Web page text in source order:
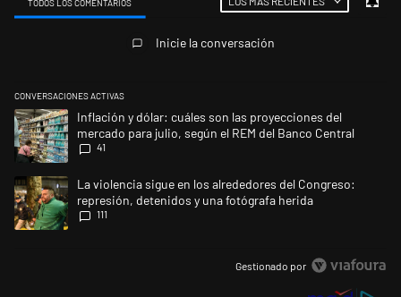
TODOS LOS COMENTARIOS
Inicie la conversación
CONVERSACIONES ACTIVAS
Este listado muestra los artículos con más comentarios en los últimos
Un artículo de tendencia con el título "Inflación y dólar: cuáles son las
Inflación y dólar: cuáles son las proyecciones del
mercado para julio, según el REM del Banco Central
41
Un artículo de tendencia con el título "La violencia sigue en los
La violencia sigue en los alrededores del Congreso:
represión, detenidos y una fotógrafa herida
111
Gestionado por